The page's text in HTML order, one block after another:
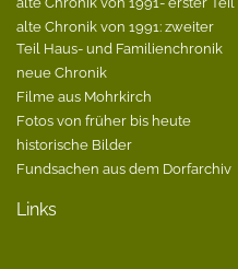
alte Chronik von 1991: zweiter
Teil Haus- und Familienchronik
neue Chronik
Filme aus Mohrkirch
Fotos von früher bis heute
historische Bilder
Fundsachen aus dem Dorfarchiv
Links